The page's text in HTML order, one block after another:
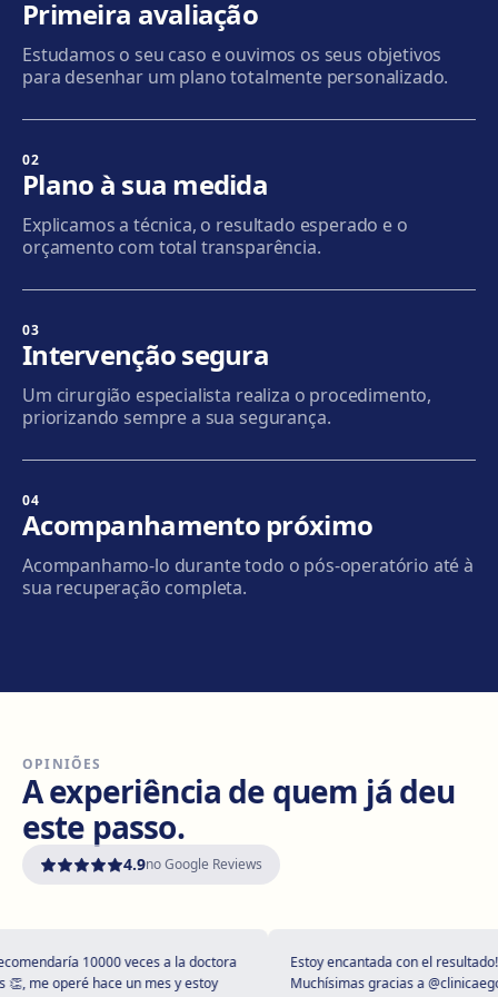
Plaça de l'Alcalde Xifré, 14, 08912 Badalona
Como chegar Ver clínica
Sabadell
Como chegarVer clínica
Terrassa
Mataró
Via Europa, 58, 08304 Mataró
Granollers
Carrer de Joan Prim, 58, 08402 Granollers
Como chegarVer clínica
Vilanova i la Geltrú
Avinguda del Garraf, 69, 08800 Vilanova i la Geltrú
Como chegarVer clínica
Como chegarVer clínica
Primeira avaliação
Estudamos o seu caso e ouvimos os seus objetivos
para desenhar um plano totalmente personalizado.
02
Plano à sua medida
Explicamos a técnica, o resultado esperado e o
orçamento com total transparência.
03
Intervenção segura
Um cirurgião especialista realiza o procedimento,
priorizando sempre a sua segurança.
04
Acompanhamento próximo
Acompanhamo-lo durante todo o pós-operatório até à
sua recuperação completa.
OPINIÕES
A experiência de quem já deu
este passo.
4.9no Google Reviews
10000 veces a la doctora
me operé hace un mes y estoy
Estoy encantada con el resultado!
Muchísimas gracias a @clinicaegos